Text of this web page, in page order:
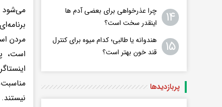
می‌شود
مردن
است،
۱۴
چرا عذرخواهی برای بعضی آدم ها
اینقدر سخت است؟
۱۵
هندوانه یا طالبی؛ کدام‌ میوه برای کنترل
قند خون بهتر است؟
پربازدید‌ها